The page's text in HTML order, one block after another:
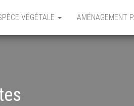
VÉGÉTALE AMÉNAGEMENT